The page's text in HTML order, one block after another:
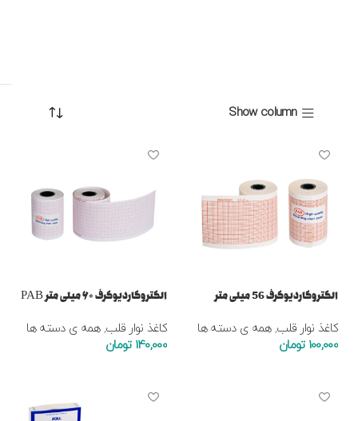
Show column
الکتروکاردیوگرف 56 میلی متر
کاغذ نوار قلب,همه ی دسته ها
100,000 تومان
الکتروکاردیوگرف ۶۰ میلی متر PAB
کاغذ نوار قلب,همه ی دسته ها
140,000 تومان